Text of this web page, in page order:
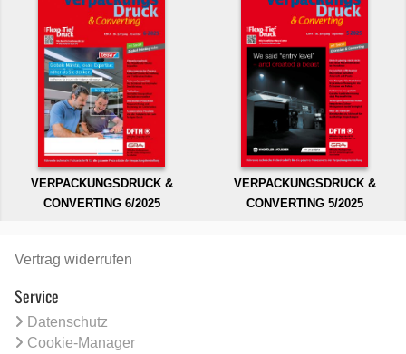
VERPACKUNGSDRUCK &
CONVERTING 6/2025
VERPACKUNGSDRUCK &
CONVERTING 5/2025
Vertrag widerrufen
Service
Datenschutz
Cookie-Manager